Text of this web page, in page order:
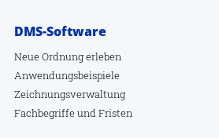
DMS-Software
Neue Ordnung erleben
Anwendungsbeispiele
Zeichnungsverwaltung
Fachbegriffeund Fristen